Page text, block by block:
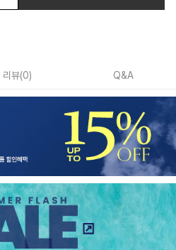
리뷰(0) Q&A